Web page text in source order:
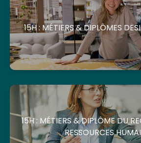
15H : MÉTIERS & DIPLÔMES
15H : MÉTIERS & DIPLÔME DU
RESSOURCES